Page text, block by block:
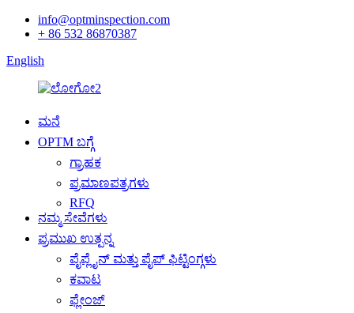
info@optminspection.com
+ 86 532 86870387
English
ಮನೆ
OPTM ಬಗ್ಗೆ
ಗ್ರಾಹಕ
ಪ್ರಮಾಣಪತ್ರಗಳು
RFQ
ನಮ್ಮ ಸೇವೆಗಳು
ಪ್ರಮುಖ ಉತ್ಪನ್ನ
ಪೈಪ್ಲೈನ್ ​​ಮತ್ತು ಪೈಪ್ ಫಿಟ್ಟಿಂಗ್ಗಳು
ಕವಾಟ
ಫ್ಲೇಂಜ್